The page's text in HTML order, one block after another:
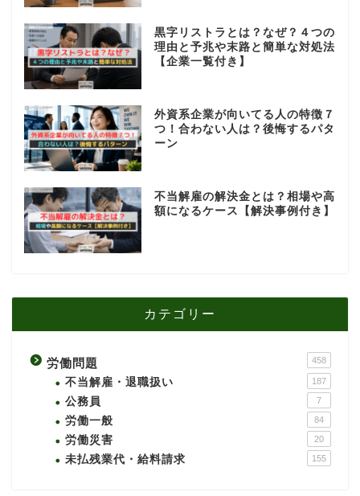
黒字リストラとは？なぜ？４つの
理由と予兆や末路と簡単な対処法
【企業一覧付き】
外資系企業が向いてる人の特徴７
つ！合わない人は？後悔するパタ
ーン
不当解雇の解決金とは？相場や高
額になるケース【解決事例付き】
カテゴリー
労働問題 458
不当解雇・退職扱い 187
公務員 7
労働一般 84
労働災害 20
未払残業代・給料請求 155